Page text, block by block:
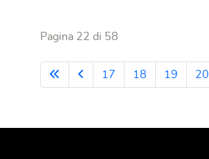
Pagina 22 di 58
17 18 19 20